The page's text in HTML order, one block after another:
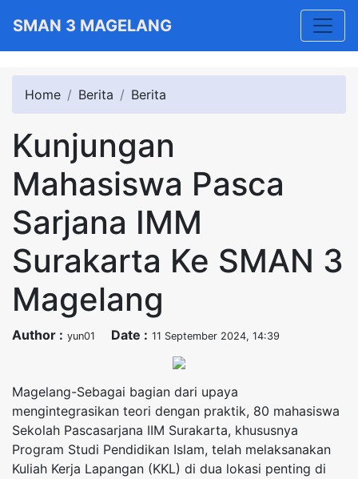
SMAN 3 MAGELANG
Home Berita Berita
Kunjungan
Mahasiswa Pasca
Sarjana IMM
Surakarta Ke SMAN 3
Magelang
Author : yun01 Date : 11 September 2024, 14:39
Magelang-Sebagai bagian dari upaya
mengintegrasikan teori dengan praktik, 80 mahasiswa
Sekolah Pascasarjana IIM Surakarta, khususnya
Program Studi Pendidikan Islam, telah melaksanakan
Kuliah Kerja Lapangan (KKL) di dua lokasi penting di